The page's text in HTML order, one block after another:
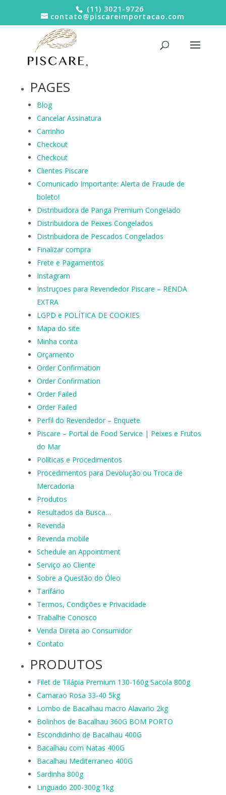
(11) 3021-9726
contato@piscareimportacao.com
PAGES
Blog
Cancelar Assinatura
Carrinho
Checkout
Checkout
Clientes Piscare
Comunicado Importante: Alerta de Fraude de
boleto!
Distribuidora de Panga Premium Congelado
Distribuidora de Peixes Congelados
Distribuidora de Pescados Congelados
Finalizar compra
Frete e Pagamentos
Instagram
Instruçoes para Revendedor Piscare – RENDA
EXTRA
LGPD e POLÍTICA DE COOKIES
Mapa do site
Minha conta
Orçamento
Order Confirmation
Order Confirmation
Order Failed
Order Failed
Perfil do Revendedor – Enquete
Piscare – Portal de Food Service | Peixes e Frutos
do Mar
Políticas e Procedimentos
Procedimentos para Devolução ou Troca de
Mercadoria
Produtos
Resultados da Busca…
Revenda
Revenda mobile
Schedule an Appointment
Serviço ao Cliente
Sobre a Questão do Óleo
Tarifário
Termos, Condições e Privacidade
Trabalhe Conosco
Venda Direta ao Consumidor
Contato
PRODUTOS
Filet de Tilápia Premium 130-160g Sacola 800g
Camarao Rosa 33-40 5kg
Lombo de Bacalhau macro Alavario 2kg
Bolinhos de Bacalhau 360G BOM PORTO
Escondidinho de Bacalhau 400G
Bacalhau com Natas 400G
Bacalhau Mediterraneo 400G
Sardinha 800g
Linguado 200-300g 1kg